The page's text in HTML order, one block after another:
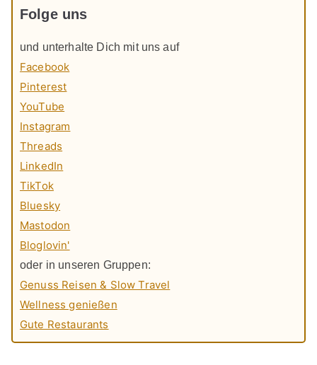
Folge uns
und unterhalte Dich mit uns auf
Facebook
Pinterest
YouTube
Instagram
Threads
LinkedIn
TikTok
Bluesky
Mastodon
Bloglovin'
oder in unseren Gruppen:
Genuss Reisen & Slow Travel
Wellness genießen
Gute Restaurants